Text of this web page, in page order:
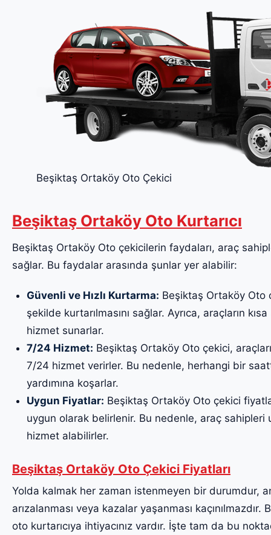
Beşiktaş Ortaköy Oto Çekici
Beşiktaş Ortaköy Oto Kurtarıcı
Beşiktaş Ortaköy Oto çekicilerin faydaları, araç
sağlar. Bu faydalar arasında şunlar yer alabilir:
Güvenli ve Hızlı Kurtarma: Beşiktaş Ortaköy Oto
şekilde kurtarılmasını sağlar. Ayrıca, araçların
hizmet sunarlar.
7/24 Hizmet: Beşiktaş Ortaköy Oto çekici,
7/24 hizmet verirler. Bu nedenle, herhangi bir
yardımına koşarlar.
Uygun Fiyatlar: Beşiktaş Ortaköy Oto çekici
uygun olarak belirlenir. Bu nedenle, araç
hizmet alabilirler.
Beşiktaş Ortaköy Oto Çekici Fiyatları
Yolda kalmak her zaman istenmeyen bir durumdur,
arızalanması veya kazalar yaşanması
oto kurtarıcıya ihtiyacınız vardır. İşte tam da bu